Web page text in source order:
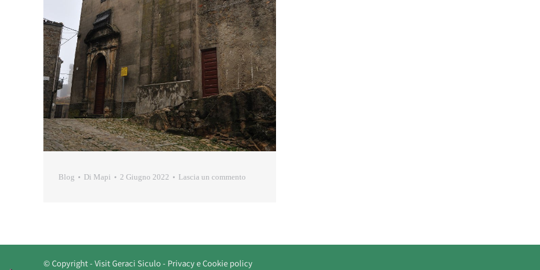
Blog Di Mapi 2 Giugno 2022 Lascia un commento
© Copyright - Visit Geraci Siculo - Privacy e Cookie policy